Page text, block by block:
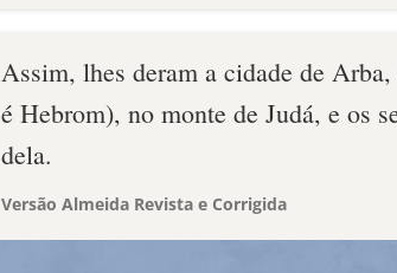
Assim, lhes deram a cidade de
é Hebrom), no monte de Judá, e os
dela.
Versão Almeida Revista e Corrigida